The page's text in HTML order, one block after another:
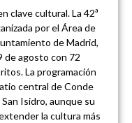
clave cultural. La 42ª
por el Área de
de Madrid,
de agosto con 72
La programación
central de Conde
Isidro, aunque su
la cultura más